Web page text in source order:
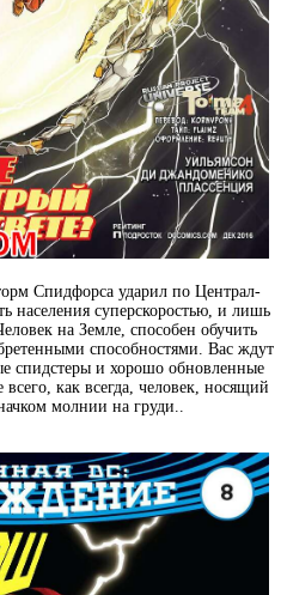
Спидфорса ударил по Централ-
населения суперскоростью, и лишь
на Земле, способен обучить
способностями. Вас ждут
спидстеры и хорошо обновленные
как всегда, человек, носящий
молнии на груди..